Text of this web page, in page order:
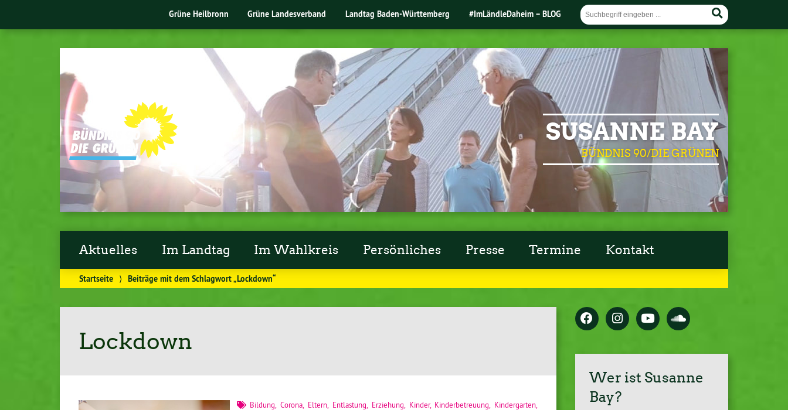
Grüne Heilbronn Grüne Landesverband Landtag Baden-Württemberg #ImLändleDaheim – BLOG
SUSANNE BAY
BÜNDNIS 90/DIE GRÜNEN
Aktuelles Im Landtag Im Wahlkreis Persönliches Presse Termine Kontakt
Startseite ⟩ Beiträge mit dem Schlagwort „Lockdown“
Lockdown
Bildung ,Corona Eltern Entlastung Erziehung Kinder, Kinderbetreuung Kindergarten
Wer ist Susanne
Bay?